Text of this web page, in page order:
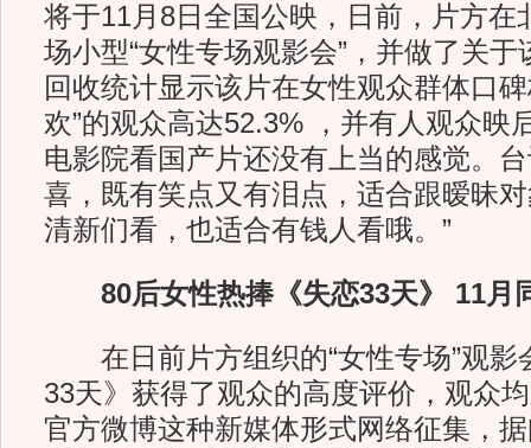
将于11月8日全国公映，日前，片方在
场小型“女性专场观影会”，并做了关
回收统计显示该片在女性观众群体口
欢”的观众高达52.3% ，并有人观众映
电影院看国产片还没有上当的感觉。
喜，既有笑点又有泪点，适合跟暧昧
清新们看，也适合有钱人看哦。”
80后女性热捧《失恋33天》 11月
在日前片方组织的“女性专场”观影
33天》获得了观众的高度评价，观众
官方微博这种新媒体形式网络征集，